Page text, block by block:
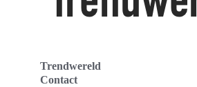
Trendwereld
Contact